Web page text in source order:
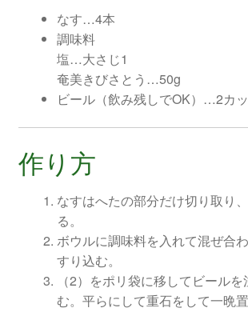
なす…4本
調味料
塩…大さじ1
奄美きびさとう…50g
ビール（飲み残しでOK）…2カ
作り方
なすはへたの部分だけ切り取り
る。
ボウルに調味料を入れて混ぜ合
すり込む。
（2）をポリ袋に移してビール
む。平らにして重石をして一晩置